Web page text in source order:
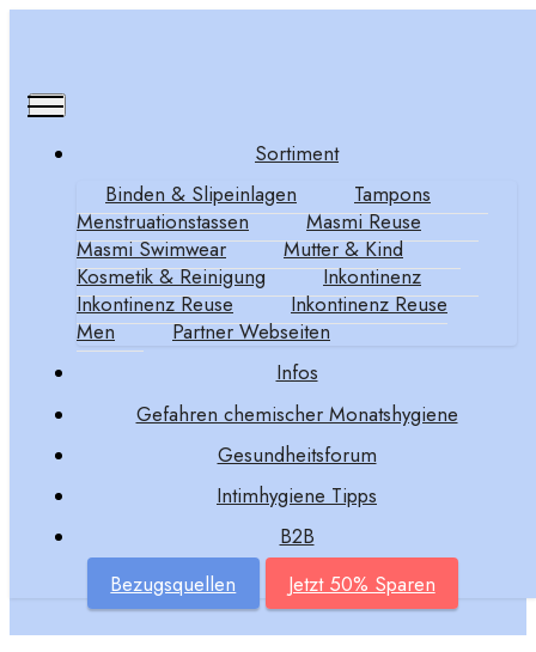
Sortiment
Binden & Slipeinlagen
Tampons
Menstruationstassen
Masmi Reuse
Masmi Swimwear
Mutter & Kind
Kosmetik & Reinigung
Inkontinenz
Inkontinenz Reuse
Inkontinenz Reuse
Men
Partner Webseiten
Infos
Gefahren chemischer Monatshygiene
Gesundheitsforum
Intimhygiene Tipps
B2B
Bezugsquellen
Jetzt 50% Sparen
Bezugsquellen
Deutschland Österreich
Schweiz
Bitte wählen Sie Ihr Land aus und
klicken Sie auf Ihre Landesflagge